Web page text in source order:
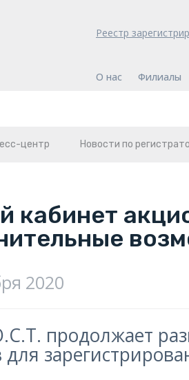
Реестр
О нас Филиалы
центр Новости по
кабинет
2020
продолжает
для